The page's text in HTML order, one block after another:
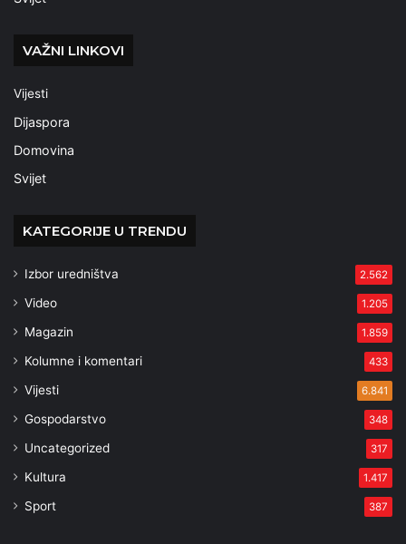
VAŽNI LINKOVI
Vijesti
Dijaspora
Domovina
Svijet
KATEGORIJE U TRENDU
Izbor uredništva 2.562
Video 1.205
Magazin 1.859
Kolumne i komentari 433
Vijesti 6.841
Gospodarstvo 348
Uncategorized 317
Kultura 1.417
Sport 387